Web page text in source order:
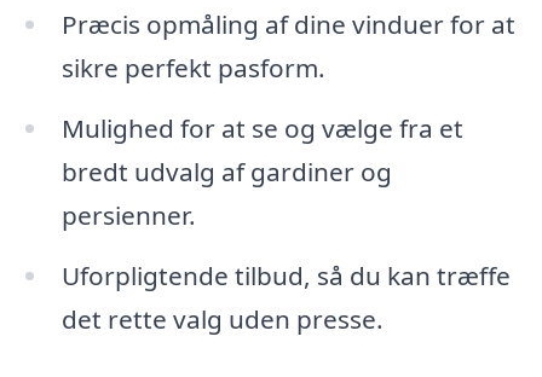
Præcis opmåling af dine vinduer for at
sikre perfekt pasform.
Mulighed for at se og vælge fra et
bredt udvalg af gardiner og
persienner.
Uforpligtende tilbud, så du kan træffe
det rette valg uden presse.